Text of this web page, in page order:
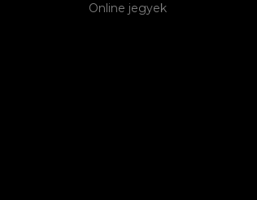
Online jegyek